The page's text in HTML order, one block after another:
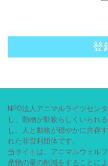
登
NPO法人アニマルライツセン
し、動物が動物らしくいられ
し、人と動物が穏やかに共存
れた非営利団体です。
当サイトは、アニマルウェル
産物の量の削減をすることに